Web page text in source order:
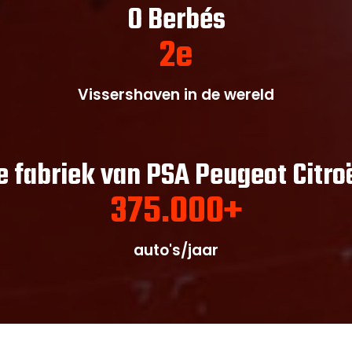
O Berbés
Vissershaven in de wereld
2e
fabriek van PSA Peugeot
auto's/jaar
375.000+